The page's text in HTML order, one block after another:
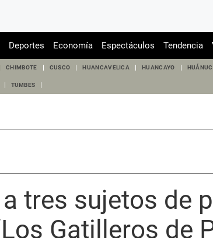
Deportes Economía Espectáculos Tendencia
CHIMBOTE CUSCO HUANCAVELICA HUANCAYO
TUMBES
tres sujetos de
Gatilleros de